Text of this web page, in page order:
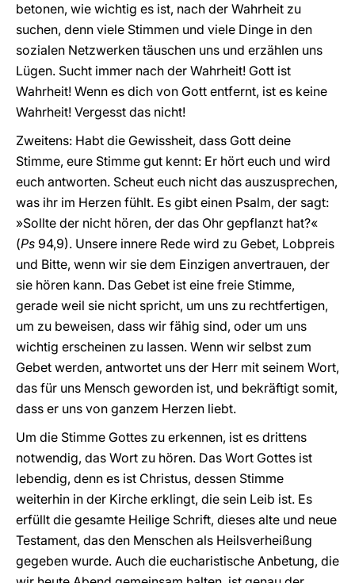
betonen, wie wichtig es ist, nach der Wahrheit zu
suchen, denn viele Stimmen und viele Dinge in den
sozialen Netzwerken täuschen uns und erzählen uns
Lügen. Sucht immer nach der Wahrheit! Gott ist
Wahrheit! Wenn es dich von Gott entfernt, ist es keine
Wahrheit! Vergesst das nicht!
Zweitens: Habt die Gewissheit, dass Gott deine
Stimme, eure Stimme gut kennt: Er hört euch und wird
euch antworten. Scheut euch nicht das auszusprechen,
was ihr im Herzen fühlt. Es gibt einen Psalm, der sagt:
»Sollte der nicht hören, der das Ohr gepflanzt hat?«
(Ps 94,9). Unsere innere Rede wird zu Gebet, Lobpreis
und Bitte, wenn wir sie dem Einzigen anvertrauen, der
sie hören kann. Das Gebet ist eine freie Stimme,
gerade weil sie nicht spricht, um uns zu rechtfertigen,
um zu beweisen, dass wir fähig sind, oder um uns
wichtig erscheinen zu lassen. Wenn wir selbst zum
Gebet werden, antwortet uns der Herr mit seinem Wort,
das für uns Mensch geworden ist, und bekräftigt somit,
dass er uns von ganzem Herzen liebt.
Um die Stimme Gottes zu erkennen, ist es drittens
notwendig, das Wort zu hören. Das Wort Gottes ist
lebendig, denn es ist Christus, dessen Stimme
weiterhin in der Kirche erklingt, die sein Leib ist. Es
erfüllt die gesamte Heilige Schrift, dieses alte und neue
Testament, das den Menschen als Heilsverheißung
gegeben wurde. Auch die eucharistische Anbetung, die